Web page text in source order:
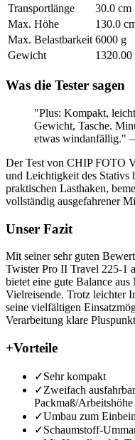
Transportlänge
30.0 cm
Max. Höhe
130.0
Max. Belastbarkeit 6000 g
Gewicht
1320.00
Was die Tester sagen
"Plus: Kompakt,
Gewicht, Tasche.
etwas windanfällig."
Der Test von CHIP FOTO
und Leichtigkeit des Stativs
praktischen Lasthaken,
vollständig ausgefahrener
Unser Fazit
Mit seiner sehr guten
Twister Pro II Travel 225-1
bietet eine gute Balance
Vielreisende. Trotz leichter
seine vielfältigen
Verarbeitung klare
+Vorteile
✓Sehr kompakt
✓Zweifach
Packmaß/Arbeitshöhe
✓Umbau zum Einbein
✓Schaumstoff-